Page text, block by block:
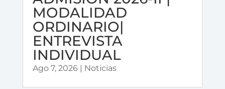
MODALIDAD
ORDINARIO|
ENTREVISTA
INDIVIDUAL
Ago 7, 2026| Noticias